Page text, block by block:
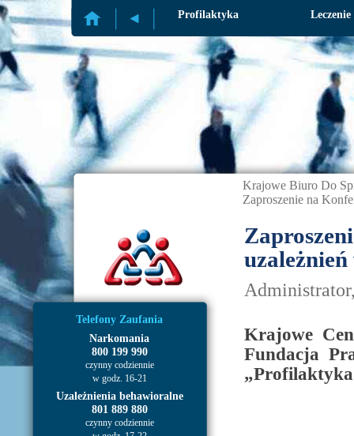
Profilaktyka Leczenie
Telefony Zaufania
Narkomania
800 199 990
czynny codziennie
w godz. 16-21
Uzależnienia behawioralne
801 889 880
czynny codziennie
Krajowe Biuro Do
Zaproszenie na
Krajowe
Fundacja
„Profilaktyka